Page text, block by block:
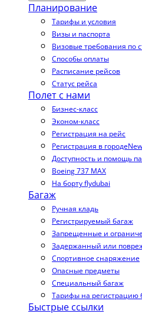
Планирование
Тарифы и условия
Визы и паспорта
Визовые требования по
Способы оплаты
Расписание рейсов
Статус рейса
Полет с нами
Бизнес-класс
Эконом-класс
Регистрация на рейс
Регистрация в городеNew
Доступность и помощь
Boeing 737 MAX
На борту flydubai
Багаж
Ручная кладь
Регистрируемый багаж
Запрещенные и
Задержанный или
Спортивное снаряжение
Опасные предметы
Специальный багаж
Тарифы на регистрацию
Быстрые ссылки